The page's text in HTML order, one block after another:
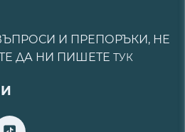
И ПРЕПОРЪКИ, НЕ
ДА НИ ПИШЕТЕ ТУК